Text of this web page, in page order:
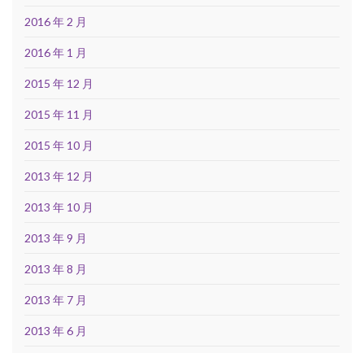
2016 年 2 月
2016 年 1 月
2015 年 12 月
2015 年 11 月
2015 年 10 月
2013 年 12 月
2013 年 10 月
2013 年 9 月
2013 年 8 月
2013 年 7 月
2013 年 6 月